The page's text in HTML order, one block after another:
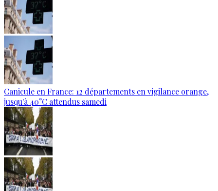
Canicule en France: 12 départements en vigilance orange,
jusqu'à 40°C attendus samedi